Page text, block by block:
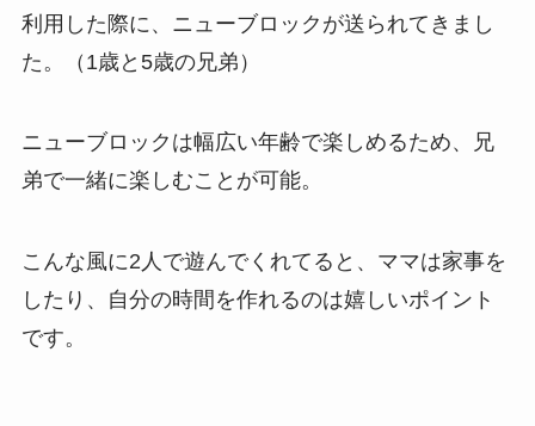
利用した際に、ニューブロックが送られてきまし
た。（1歳と5歳の兄弟）
ニューブロックは幅広い年齢で楽しめるため、兄
弟で一緒に楽しむことが可能。
こんな風に2人で遊んでくれてると、ママは家事を
したり、自分の時間を作れるのは嬉しいポイント
です。